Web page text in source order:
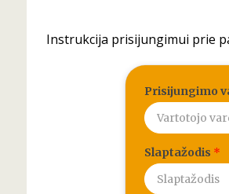
Instrukcija prisijungimui prie
Prisijungimo
Slaptažodis *